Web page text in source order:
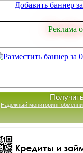
Добавить баннер
Реклама
Надежный мониторинг